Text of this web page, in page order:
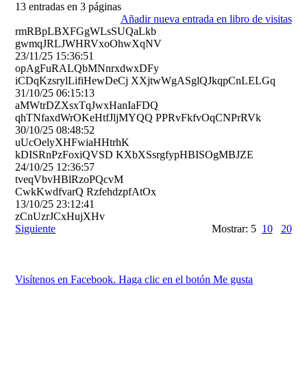
13 entradas en 3 páginas
Añadir nueva entrada en libro de visitas
rmRBpLBXFGgWLsSUQaLkb
gwmqJRLJWHRVxoOhwXqNV
23/11/25 15:36:51
opAgFuRALQbMNnrxdwxDFy
iCDqKzsrylLifiHewDeCj XXjtwWgASglQJkqpCnLELGq
31/10/25 06:15:13
aMWtrDZXsxTqJwxHanIaFDQ
qhTNfaxdWrOKeHtfJljMYQQ PPRvFkfvOqCNPrRVk
30/10/25 08:48:52
uUcOelyXHFwiaHHtrhK
kDISRnPzFoxiQVSD KXbXSsrgfypHBISOgMBJZE
24/10/25 12:36:57
tveqVbvHBlRzoPQcvM
CwkKwdfvarQ RzfehdzpfAtOx
13/10/25 23:12:41
zCnUzrJCxHujXHv
Siguiente
Mostrar: 5 10 20
Visítenos en Facebook. Haga clic en el botón Me gusta